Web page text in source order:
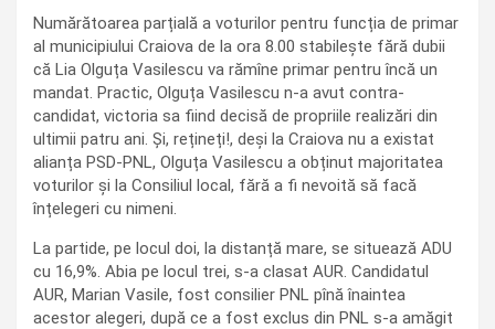
Numărătoarea parțială a voturilor pentru funcția de primar
al municipiului Craiova de la ora 8.00 stabilește fără dubii
că Lia Olguța Vasilescu va rămîne primar pentru încă un
mandat. Practic, Olguța Vasilescu n-a avut contra-
candidat, victoria sa fiind decisă de propriile realizări din
ultimii patru ani. Și, rețineți!, deși la Craiova nu a existat
alianța PSD-PNL, Olguța Vasilescu a obținut majoritatea
voturilor și la Consiliul local, fără a fi nevoită să facă
înțelegeri cu nimeni.
La partide, pe locul doi, la distanță mare, se situează ADU
cu 16,9%. Abia pe locul trei, s-a clasat AUR. Candidatul
AUR, Marian Vasile, fost consilier PNL pînă înaintea
acestor alegeri, după ce a fost exclus din PNL s-a amăgit